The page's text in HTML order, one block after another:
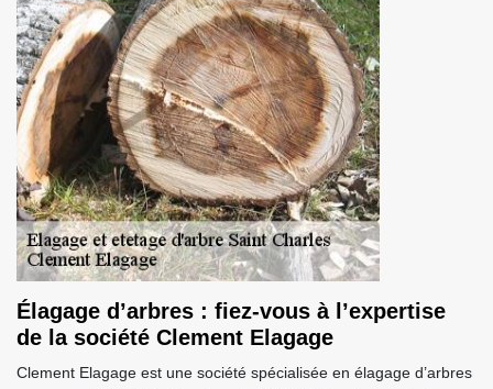
Élagage d’arbres : fiez-vous à l’expertise
de la société Clement Elagage
Clement Elagage est une société spécialisée en élagage d’arbres